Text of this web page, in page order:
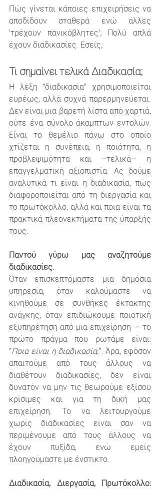
Πώς γίνεται κάποιες επιχειρήσεις να
αποδίδουν σταθερά ενώ άλλες
'τρέχουν πανικόβλητες'; Πολύ απλά
έχουν διαδικασίες. Εσείς;
Τι σημαίνει τελικά Διαδικασία;
Η λέξη "διαδικασία" χρησιμοποιείται
ευρέως, αλλά συχνά παρερμηνεύεται.
Δεν είναι μια βαρετή λίστα από χαρτιά,
ούτε ένα σύνολο άκαμπτων εντολών.
Είναι το θεμέλιο πάνω στο οποίο
χτίζεται η συνέπεια, η ποιότητα, η
προβλεψιμότητα και –τελικά– η
επαγγελματική αξιοπιστία. Ας δούμε
αναλυτικά τι είναι η διαδικασία, πώς
διαφοροποιείται από τη διεργασία και
το πρωτόκολλο, αλλά και ποια είναι τα
πρακτικά πλεονεκτήματα της ύπαρξής
τους.
Παντού γύρω μας αναζητούμε
διαδικασίες.
Όταν επισκεπτόμαστε μια δημόσια
υπηρεσία, όταν καλούμαστε να
κινηθούμε σε συνθήκες έκτακτης
ανάγκης, όταν επιδιώκουμε ποιοτική
εξυπηρέτηση από μια επιχείρηση — το
πρώτο πράγμα που ρωτάμε είναι:
"Ποια είναι η διαδικασία;". Άρα, εφόσον
απαιτούμε από τους άλλους να
διαθέτουν διαδικασίες, δεν είναι
δυνατόν να μην τις θεωρούμε εξίσου
κρίσιμες και για τη δική μας
επιχείρηση. Το να λειτουργούμε
χωρίς διαδικασίες είναι σαν να
περιμένουμε από τους άλλους να
έχουν πυξίδα, ενώ εμείς
πλοηγούμαστε με ένστικτο.
Διαδικασία, Διεργασία, Πρωτόκολλο: